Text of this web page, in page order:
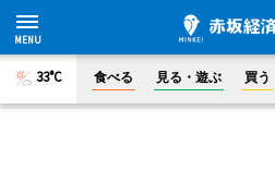
33°C 食べる 見る・遊ぶ 買う